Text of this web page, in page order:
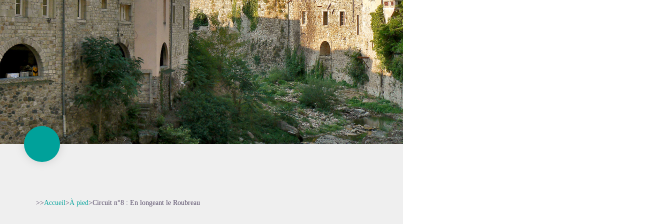
>>Accueil>À pied>Circuit n°8 : En longeant le Roubreau